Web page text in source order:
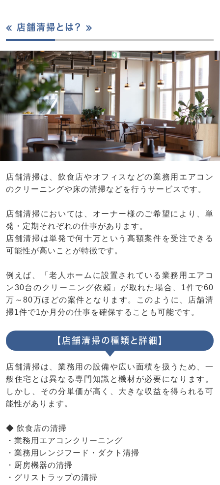
≪ 店舗清掃とは？ ≫
店舗清掃は、飲食店やオフィスなどの業務用エアコン
のクリーニングや床の清掃などを行うサービスです。
店舗清掃においては、オーナー様のご希望により、単
発・定期それぞれの仕事があります。
店舗清掃は単発で何十万という高額案件を受注できる
可能性が高いことが特徴です。
例えば、「老人ホームに設置されている業務用エアコ
ン30台のクリーニング依頼」が取れた場合、1件で60
万～80万ほどの案件となります。このように、店舗清
掃1件で1か月分の仕事を確保することも可能です。
【店舗清掃の種類と詳細】
店舗清掃は、業務用の設備や広い面積を扱うため、一
般住宅とは異なる専門知識と機材が必要になります。
しかし、その分単価が高く、大きな収益を得られる可
能性があります。
◆ 飲食店の清掃
・業務用エアコンクリーニング
・業務用レンジフード・ダクト清掃
・厨房機器の清掃
・グリストラップの清掃